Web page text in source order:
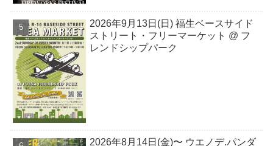
2026年9月13日(日) 福生ベースサイド
ストリート・フリーマーケット @ フ
レンドシップパーク
2026年8月14日(金)〜 ウエノデ.パンダ